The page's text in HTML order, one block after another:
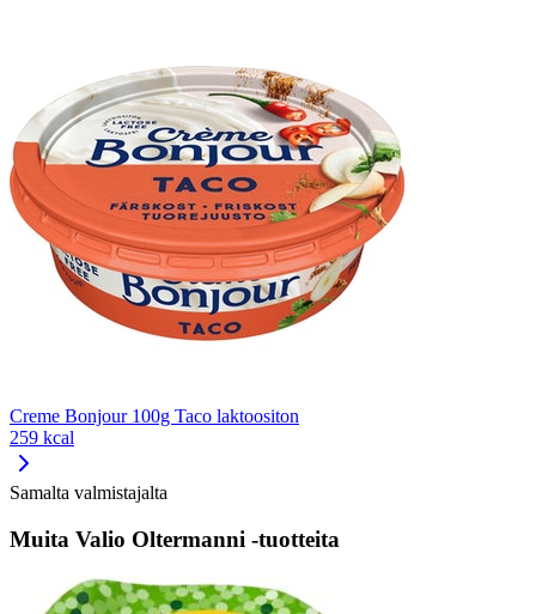
Creme Bonjour 100g Taco laktoositon
259 kcal
Samalta valmistajalta
Muita Valio Oltermanni -tuotteita